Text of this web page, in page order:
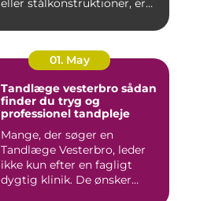
eller stålkonstruktioner, er
01. May
Tandlæge vesterbro sådan
finder du tryg og
professionel tandpleje
Mange, der søger en
Tandlæge Vesterbro, leder
ikke kun efter en fagligt
dygtig klinik. De ønsker